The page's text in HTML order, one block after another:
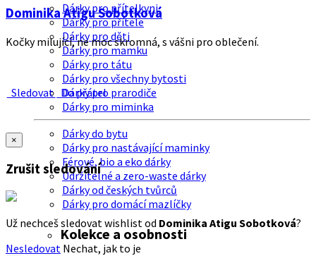
Dárky pro přítelkyni
Dárky pro přítele
Dárky pro děti
Dárky pro mamku
Dárky pro tátu
Dárky pro všechny bytosti
Dárky pro prarodiče
Dárky pro miminka
Dárky do bytu
Dárky pro nastávající maminky
Férové, bio a eko dárky
Udržitelné a zero-waste dárky
Dárky od českých tvůrců
Dárky pro domácí mazlíčky
Kolekce a osobnosti
Dominika Atigu Sobotková
Kočky milující, ne moc skromná, s vášni pro oblečení.
Sledovat Do přátel
×
Zrušit sledování
Už nechceš sledovat wishlist od Dominika Atigu Sobotková?
Nesledovat Nechat, jak to je